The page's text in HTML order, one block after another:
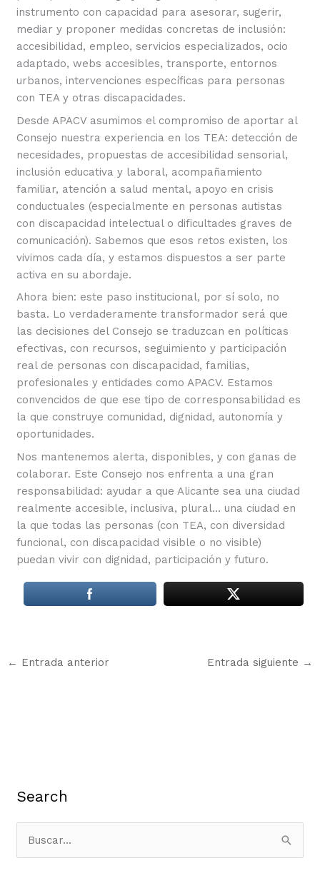
instrumento con capacidad para asesorar, sugerir,
mediar y proponer medidas concretas de inclusión:
accesibilidad, empleo, servicios especializados, ocio
adaptado, webs accesibles, transporte, entornos
urbanos, intervenciones específicas para personas
con TEA y otras discapacidades.
Desde APACV asumimos el compromiso de aportar al
Consejo nuestra experiencia en los TEA: detección de
necesidades, propuestas de accesibilidad sensorial,
inclusión educativa y laboral, acompañamiento
familiar, atención a salud mental, apoyo en crisis
conductuales (especialmente en personas autistas
con discapacidad intelectual o dificultades graves de
comunicación). Sabemos que esos retos existen, los
vivimos cada día, y estamos dispuestos a ser parte
activa en su abordaje.
Ahora bien: este paso institucional, por sí solo, no
basta. Lo verdaderamente transformador será que
las decisiones del Consejo se traduzcan en políticas
efectivas, con recursos, seguimiento y participación
real de personas con discapacidad, familias,
profesionales y entidades como APACV. Estamos
convencidos de que ese tipo de corresponsabilidad es
la que construye comunidad, dignidad, autonomía y
oportunidades.
Nos mantenemos alerta, disponibles, y con ganas de
colaborar. Este Consejo nos enfrenta a una gran
responsabilidad: ayudar a que Alicante sea una ciudad
realmente accesible, inclusiva, plural… una ciudad en
la que todas las personas (con TEA, con diversidad
funcional, con discapacidad visible o no visible)
puedan vivir con dignidad, participación y futuro.
← Entrada anterior Entrada siguiente →
Search